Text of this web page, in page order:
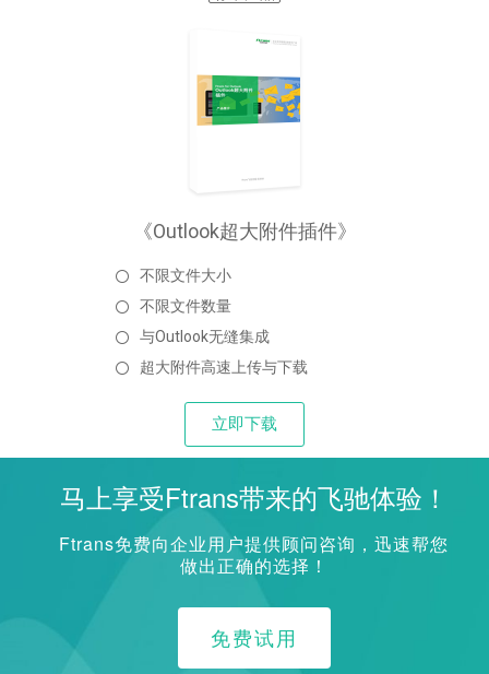
《Outlook超大附件插件》
不限文件大小
不限文件数量
与Outlook无缝集成
超大附件高速上传与下载
立即下载
马上享受Ftrans带来的飞驰体验！
Ftrans免费向企业用户提供顾问咨询，迅速帮您
做出正确的选择！
免费试用